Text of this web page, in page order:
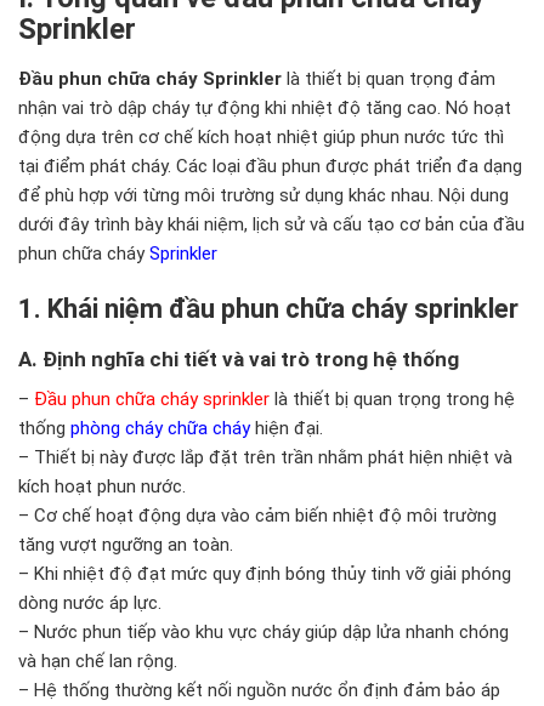
Sprinkler
Đầu phun chữa cháy Sprinkler là thiết bị quan trọng đảm
nhận vai trò dập cháy tự động khi nhiệt độ tăng cao. Nó hoạt
động dựa trên cơ chế kích hoạt nhiệt giúp phun nước tức thì
tại điểm phát cháy. Các loại đầu phun được phát triển đa dạng
để phù hợp với từng môi trường sử dụng khác nhau. Nội dung
dưới đây trình bày khái niệm, lịch sử và cấu tạo cơ bản của đầu
phun chữa cháySprinkler
1. Khái niệm đầu phun chữa cháy sprinkler
A. Định nghĩa chi tiết và vai trò trong hệ thống
– Đầu phun chữa cháy sprinkler là thiết bị quan trọng trong hệ
thống phòng cháy chữa cháyhiện đại.
– Thiết bị này được lắp đặt trên trần nhằm phát hiện nhiệt và
kích hoạt phun nước.
– Cơ chế hoạt động dựa vào cảm biến nhiệt độ môi trường
tăng vượt ngưỡng an toàn.
– Khi nhiệt độ đạt mức quy định bóng thủy tinh vỡ giải phóng
dòng nước áp lực.
– Nước phun tiếp vào khu vực cháy giúp dập lửa nhanh chóng
và hạn chế lan rộng.
– Hệ thống thường kết nối nguồn nước ổn định đảm bảo áp